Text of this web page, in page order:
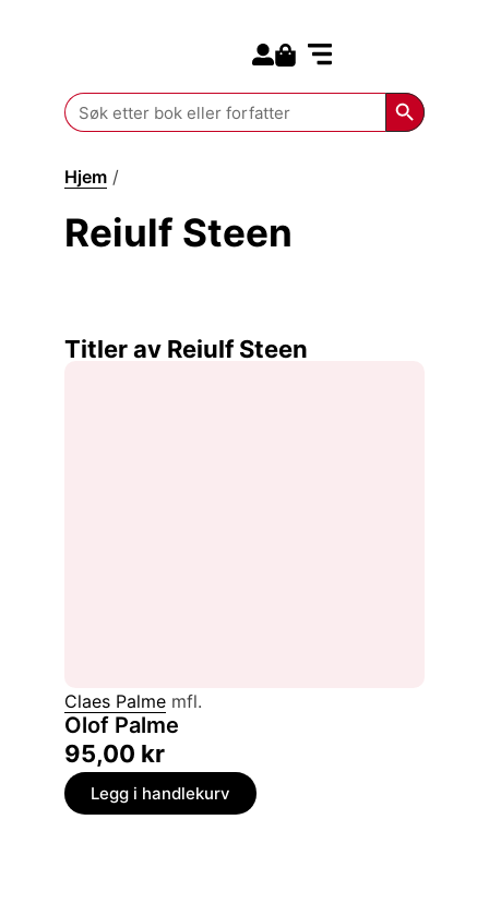
Search
for:
Search
Hjem /
Reiulf Steen
Titler av Reiulf Steen
Claes Palme mfl.
Olof Palme
95,00 kr
Legg i handlekurv